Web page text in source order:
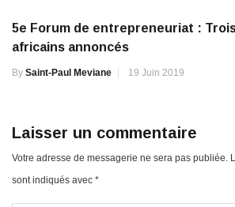
5e Forum de entrepreneuriat :
africains annoncés
By Saint-Paul Meviane 19 Juin 2019
Laisser un commentaire
Votre adresse de messagerie ne sera pas publiée.
sont indiqués avec *